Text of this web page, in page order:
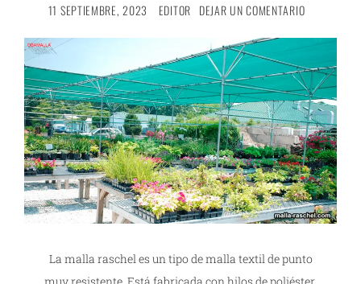
11 SEPTIEMBRE, 2023 EDITOR DEJAR UN COMENTARIO
La malla raschel es un tipo de malla textil de punto